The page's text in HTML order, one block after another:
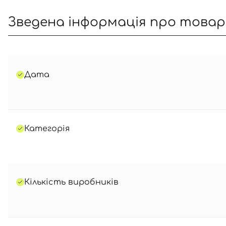
Зведена інформація про
Дата
Категорія
Кількість виробників